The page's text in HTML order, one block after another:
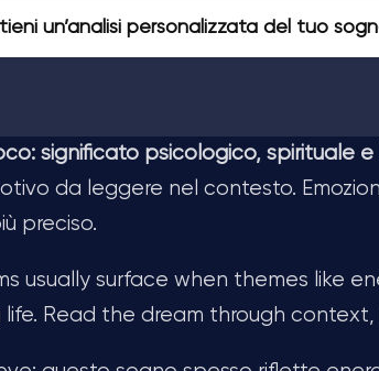
un’analisi personalizzata del tuo
significato psicologico, spirituale e
da leggere nel contesto.
preciso.
usually surface when themes like
life. Read the dream through